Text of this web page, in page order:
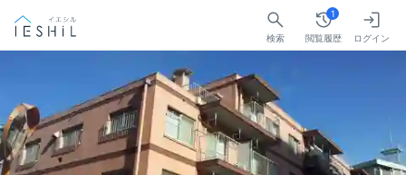
検索 閲覧履歴
1
ログイン